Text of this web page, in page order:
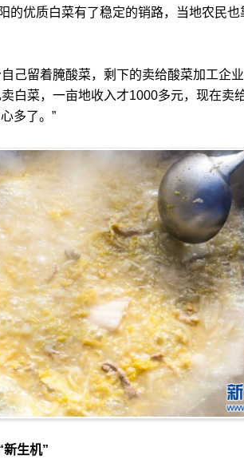
优质白菜有了稳定的销路，当地农民也
留着腌酸菜，剩下的卖给酸菜加工企业
白菜，一亩地收入才1000多元，现在卖
多了。”
新生机”